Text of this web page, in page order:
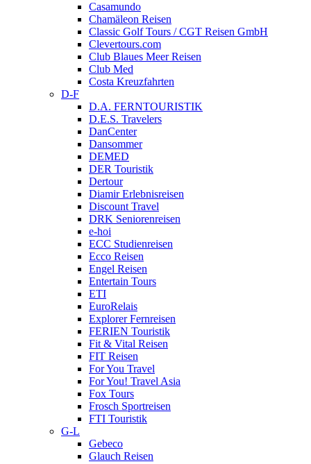
Casamundo
Chamäleon Reisen
Classic Golf Tours / CGT Reisen GmbH
Clevertours.com
Club Blaues Meer Reisen
Club Med
Costa Kreuzfahrten
D-F
D.A. FERNTOURISTIK
D.E.S. Travelers
DanCenter
Dansommer
DEMED
DER Touristik
Dertour
Diamir Erlebnisreisen
Discount Travel
DRK Seniorenreisen
e-hoi
ECC Studienreisen
Ecco Reisen
Engel Reisen
Entertain Tours
ETI
EuroRelais
Explorer Fernreisen
FERIEN Touristik
Fit & Vital Reisen
FIT Reisen
For You Travel
For You! Travel Asia
Fox Tours
Frosch Sportreisen
FTI Touristik
G-L
Gebeco
Glauch Reisen